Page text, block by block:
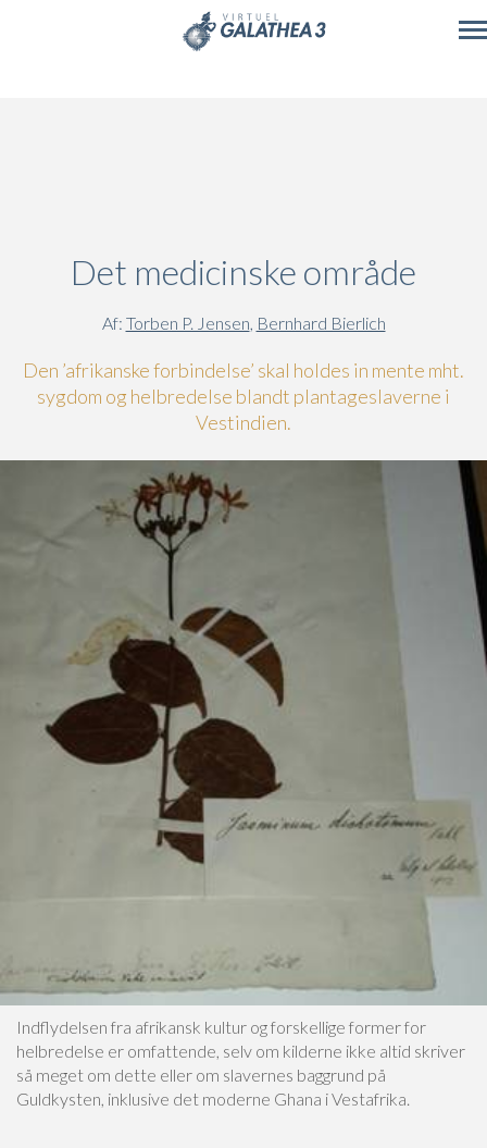
Det medicinske område
Af: Torben P. Jensen, Bernhard Bierlich
Den ’afrikanske forbindelse’ skal holdes in mente mht.
sygdom og helbredelse blandt plantageslaverne i
Vestindien.
Indflydelsen fra afrikansk kultur og forskellige former for
helbredelse er omfattende, selv om kilderne ikke altid skriver
så meget om dette eller om slavernes baggrund på
Guldkysten, inklusive det moderne Ghana i Vestafrika.